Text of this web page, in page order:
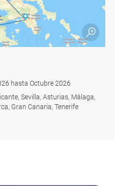
hasta Octubre 2026
Sevilla, Asturias, Málaga,
Gran Canaria, Tenerife